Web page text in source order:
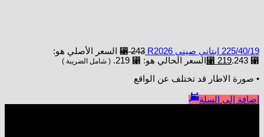
225/40/19 ابتاني صيني R2026 ⃁243
السعر الأصلي هو:
⃁ 243.
⃁ 219 السعر الحالي هو: ⃁ 219. ( شامل الضريبة )
• صورة الاطار قد تختلف عن الواقع
إضافة إلى السلة